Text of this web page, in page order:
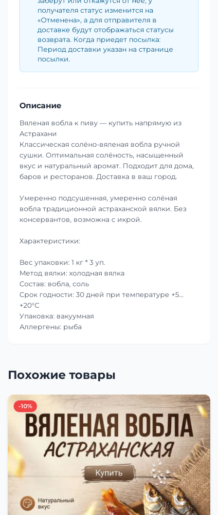
получателя статус изменится на
«Отменена», а для отправителя в
доставке будут отображаться статусы
возврата. Когда приедет посылка:
Период доставки указан на странице
посылки.
Описание
Вяленая вобла к пиву — купить напрямую из
Астрахани
Классическая солёно-вяленая вобла ручной
сушки. Оптимальная солёность, насыщенный
вкус и натуральный аромат. Подходит для дома,
баров и ресторанов. Доставка в ваш город.
Умеренно подсушенная, умеренно солёная
вобла традиционной астраханской вялки. Без
консервантов, возможна с икрой.
Характеристики:
Вес упаковки: 1 кг * 3 уп.
Метод вялки: холодная вялка
Состав: вобла, соль
Срок годности: 30 дней при температуре +5…
+20°C
Упаковка: вакуумная
Аллергены: рыба
Похожие товары
-10%